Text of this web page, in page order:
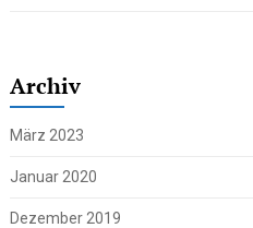
Archiv
März 2023
Januar 2020
Dezember 2019